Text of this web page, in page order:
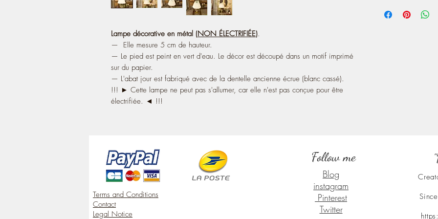
Lampe décorative en métal (NON ÉLECTRIFIÉE).
— Elle mesure 5 cm de hauteur.
— Le pied est peint en vert d'eau. Le décor est découpé dans un motif imprimé
sur du papier.
— L'abat jour est fabriqué avec de la dentelle ancienne écrue (blanc cassé).
!!! ► Cette lampe ne peut pas s'allumer, car elle n'est pas conçue pour être
électrifiée. ◄ !!!
pattern printed on
online since 2004:
Terms and Conditions
Contact
Legal Notice
Follow me
Blog
instagram
Pinterest
Twitter